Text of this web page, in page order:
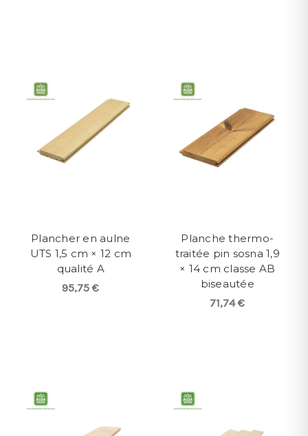
Plancher en aulne
UTS 1,5 cm × 12 cm
qualité A
95,75 €
Planche thermo-
traitée pin sosna 1,9
× 14 cm classe AB
biseautée
71,74 €